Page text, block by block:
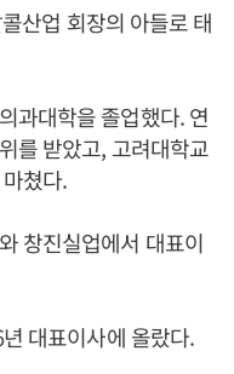
산업 회장의 아들로 태
과대학을 졸업했다. 연
를 받았고, 고려대학교
쳤다.
창진실업에서 대표이
대표이사에 올랐다.